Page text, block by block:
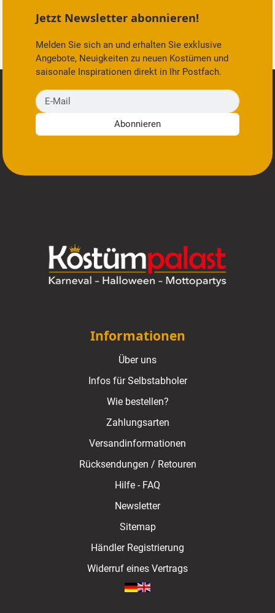
Jetzt Newsletter abonnieren!
Melden Sie sich an und erhalten Sie exklusive
Angebote, Neuigkeiten zu neuen Kostümen und
saisonale Inspirationen direkt in Ihr Postfach.
E-Mail
Abonnieren
Informationen
Über uns
Infos für Selbstabholer
Wie bestellen?
Zahlungsarten
Versandinformationen
Rücksendungen / Retouren
Hilfe - FAQ
Newsletter
Sitemap
Händler Registrierung
Widerruf eines Vertrags